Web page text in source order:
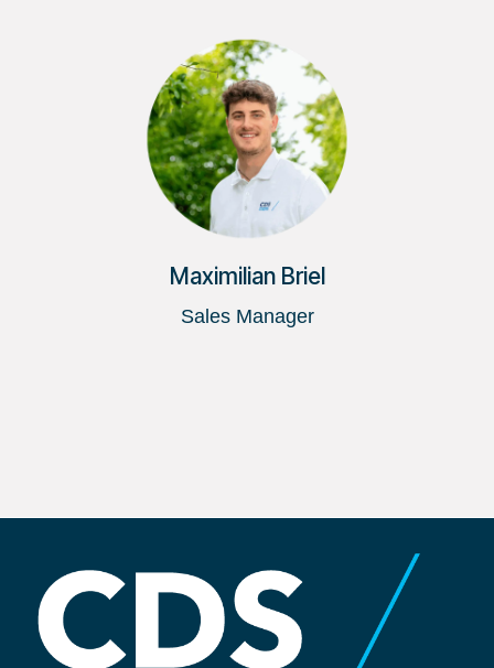
Maximilian Briel
Sales Manager